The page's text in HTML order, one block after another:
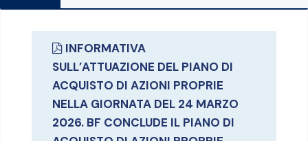
INFORMATIVA
SULL’ATTUAZIONE DEL PIANO DI
ACQUISTO DI AZIONI PROPRIE
NELLA GIORNATA DEL 24 MARZO
2026. BF CONCLUDE IL PIANO DI